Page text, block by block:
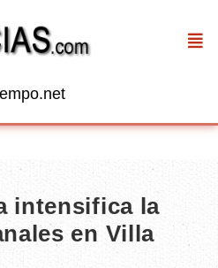
intensifica la
en Villa